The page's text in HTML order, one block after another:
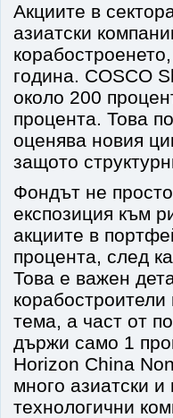
Акциите в
азиатски
година. COSCO
около 200
процента. Това
оценява новия
защото
Фондът не
експозиция към
акциите в
процента, след
Това е важен
тема, а част от
държи само 1
Horizon China
много азиатски
технологични